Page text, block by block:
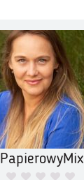
PapierowyMix